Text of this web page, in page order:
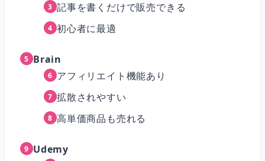
記事を書くだけで販売できる
初心者に最適
Brain
アフィリエイト機能あり
拡散されやすい
高単価商品も売れる
Udemy